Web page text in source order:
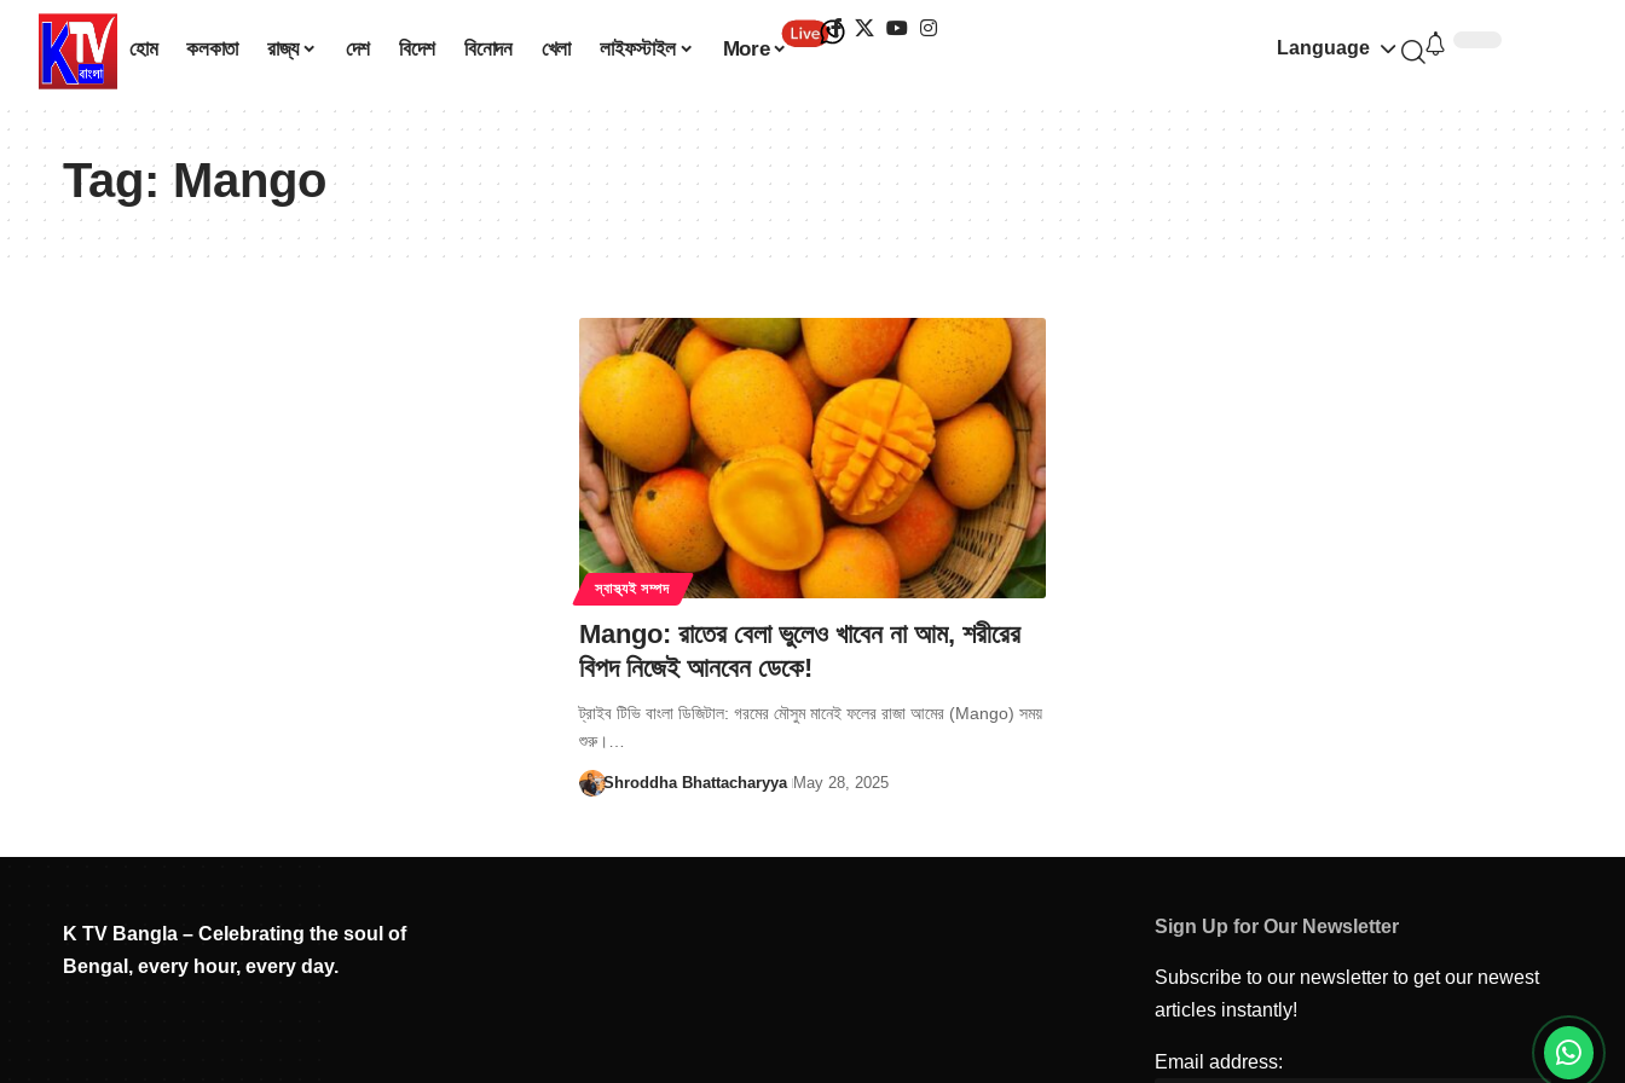
হোম কলকাতা রাজ্য দেশ বিদেশ বিনোদন খেলা লাইফস্টাইল More Language
Tag:Mango
স্বাস্থ্যই সম্পদ
Mango: রাতের বেলা ভুলেও খাবেন না আম, শরীরের
বিপদ নিজেই আনবেন ডেকে!
ট্রাইব টিভি বাংলা ডিজিটাল: গরমের মৌসুম মানেই ফলের রাজা আমের (Mango) সময়
শুরু।…
Shroddha Bhattacharyya May 28, 2025
K TV Bangla – Celebrating the soul of
Bengal, every hour, every day.
Sign Up for Our Newsletter
Subscribe to our newsletter to get our newest
articles instantly!
Email address: